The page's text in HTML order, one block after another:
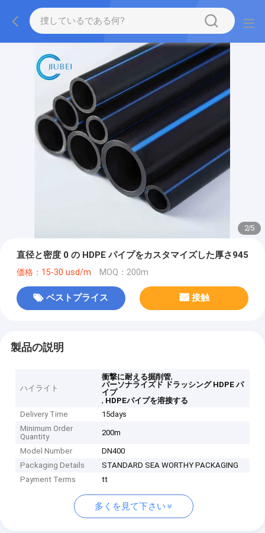
2/5
直径と密度 0 の HDPE パイプをカスタマイズした厚さ945
価格：15-30 usd/m MOQ：200m
ベストプライス 接触
製品の説明
ハイライト
衝撃に耐える掘削管,
パーソナライズド ドラッシング HDPE パ
イプ
, HDPEパイプを溶接する
Delivery Time
15days
Minimum Order
Quantity
200m
Model Number
DN400
Packaging Details
STANDARD SEA WORTHY PACKAGING
Payment Terms
tt
多くを見て下さい